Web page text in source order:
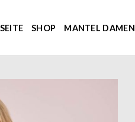
SHOP MANTEL DAMEN